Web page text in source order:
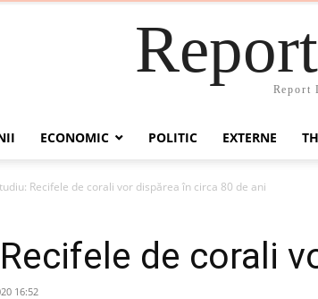
Report
ECONOMIC POLITIC EXTERNE
Recifele de corali vor dispărea în circa 80 de ani
de corali
16:52